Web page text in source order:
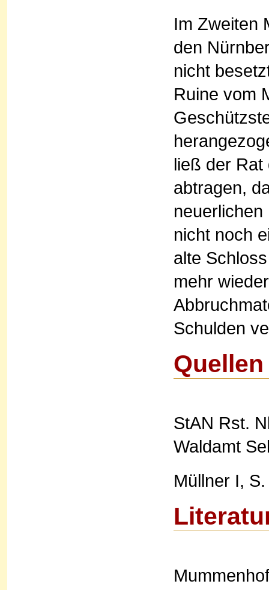
Im Zweiten
den
nicht
Ruine vom
ließ der
abtragen,
nicht noch
alte
mehr
Schulden
Quellen
StAN Rst.
Waldamt
Müllner I,